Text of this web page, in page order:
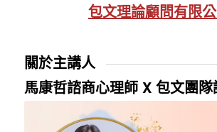
包文理論顧問有限
關於主講人
馬康哲諮商心理師 X 包文團隊